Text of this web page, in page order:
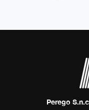
Perego